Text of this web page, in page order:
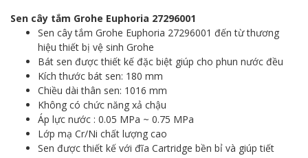
Sen cây tắm Grohe Euphoria 27296001
Sen cây tắm Grohe Euphoria 27296001 đến từ thương
hiệu thiết bị vệ sinh Grohe
Bát sen được thiết kế đặc biệt giúp cho phun nước đều
Kích thước bát sen: 180 mm
Chiều dài thân sen: 1016 mm
Không có chức năng xả chậu
Áp lực nước : 0.05 MPa ~ 0.75 MPa
Lớp mạ Cr/Ni chất lượng cao
Sen được thiết kế với đĩa Cartridge bền bỉ và giúp tiết